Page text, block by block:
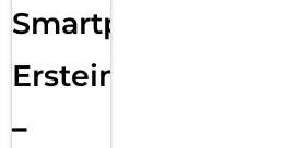
Smartphone
Ersteinrichtung
–